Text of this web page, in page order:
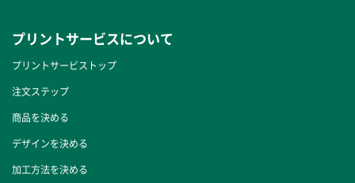
プリントサービスについて
プリントサービストップ
注文ステップ
商品を決める
デザインを決める
加工方法を決める